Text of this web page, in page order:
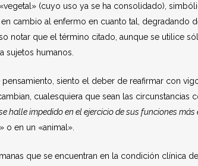
(cuyo uso ya se ha consolidado),
cambio al enfermo en cuanto tal, degradando
notar que el término citado, aunque se utilice
sujetos humanos.
pensamiento, siento el deber de reafirmar con
cualesquiera que sean las circunstancias
halle impedido en el ejercicio de sus funciones
o en un «animal».
que se encuentran en la condición clínica